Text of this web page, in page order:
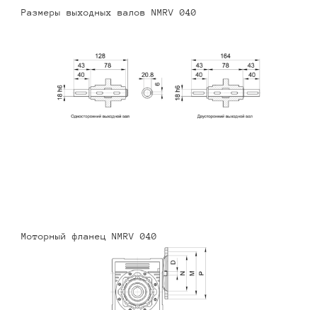
Размеры выходных валов NMRV 040
Моторный фланец NMRV 040